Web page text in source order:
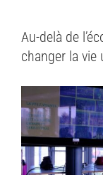
Au-delà de
changer la vie